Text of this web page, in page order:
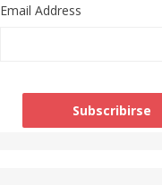
Email Address